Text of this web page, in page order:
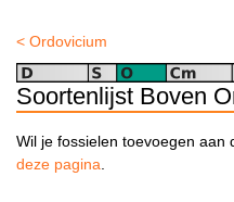
< Ordovicium
Soortenlijst Boven
Wil je fossielen toevoegen aan
deze pagina.